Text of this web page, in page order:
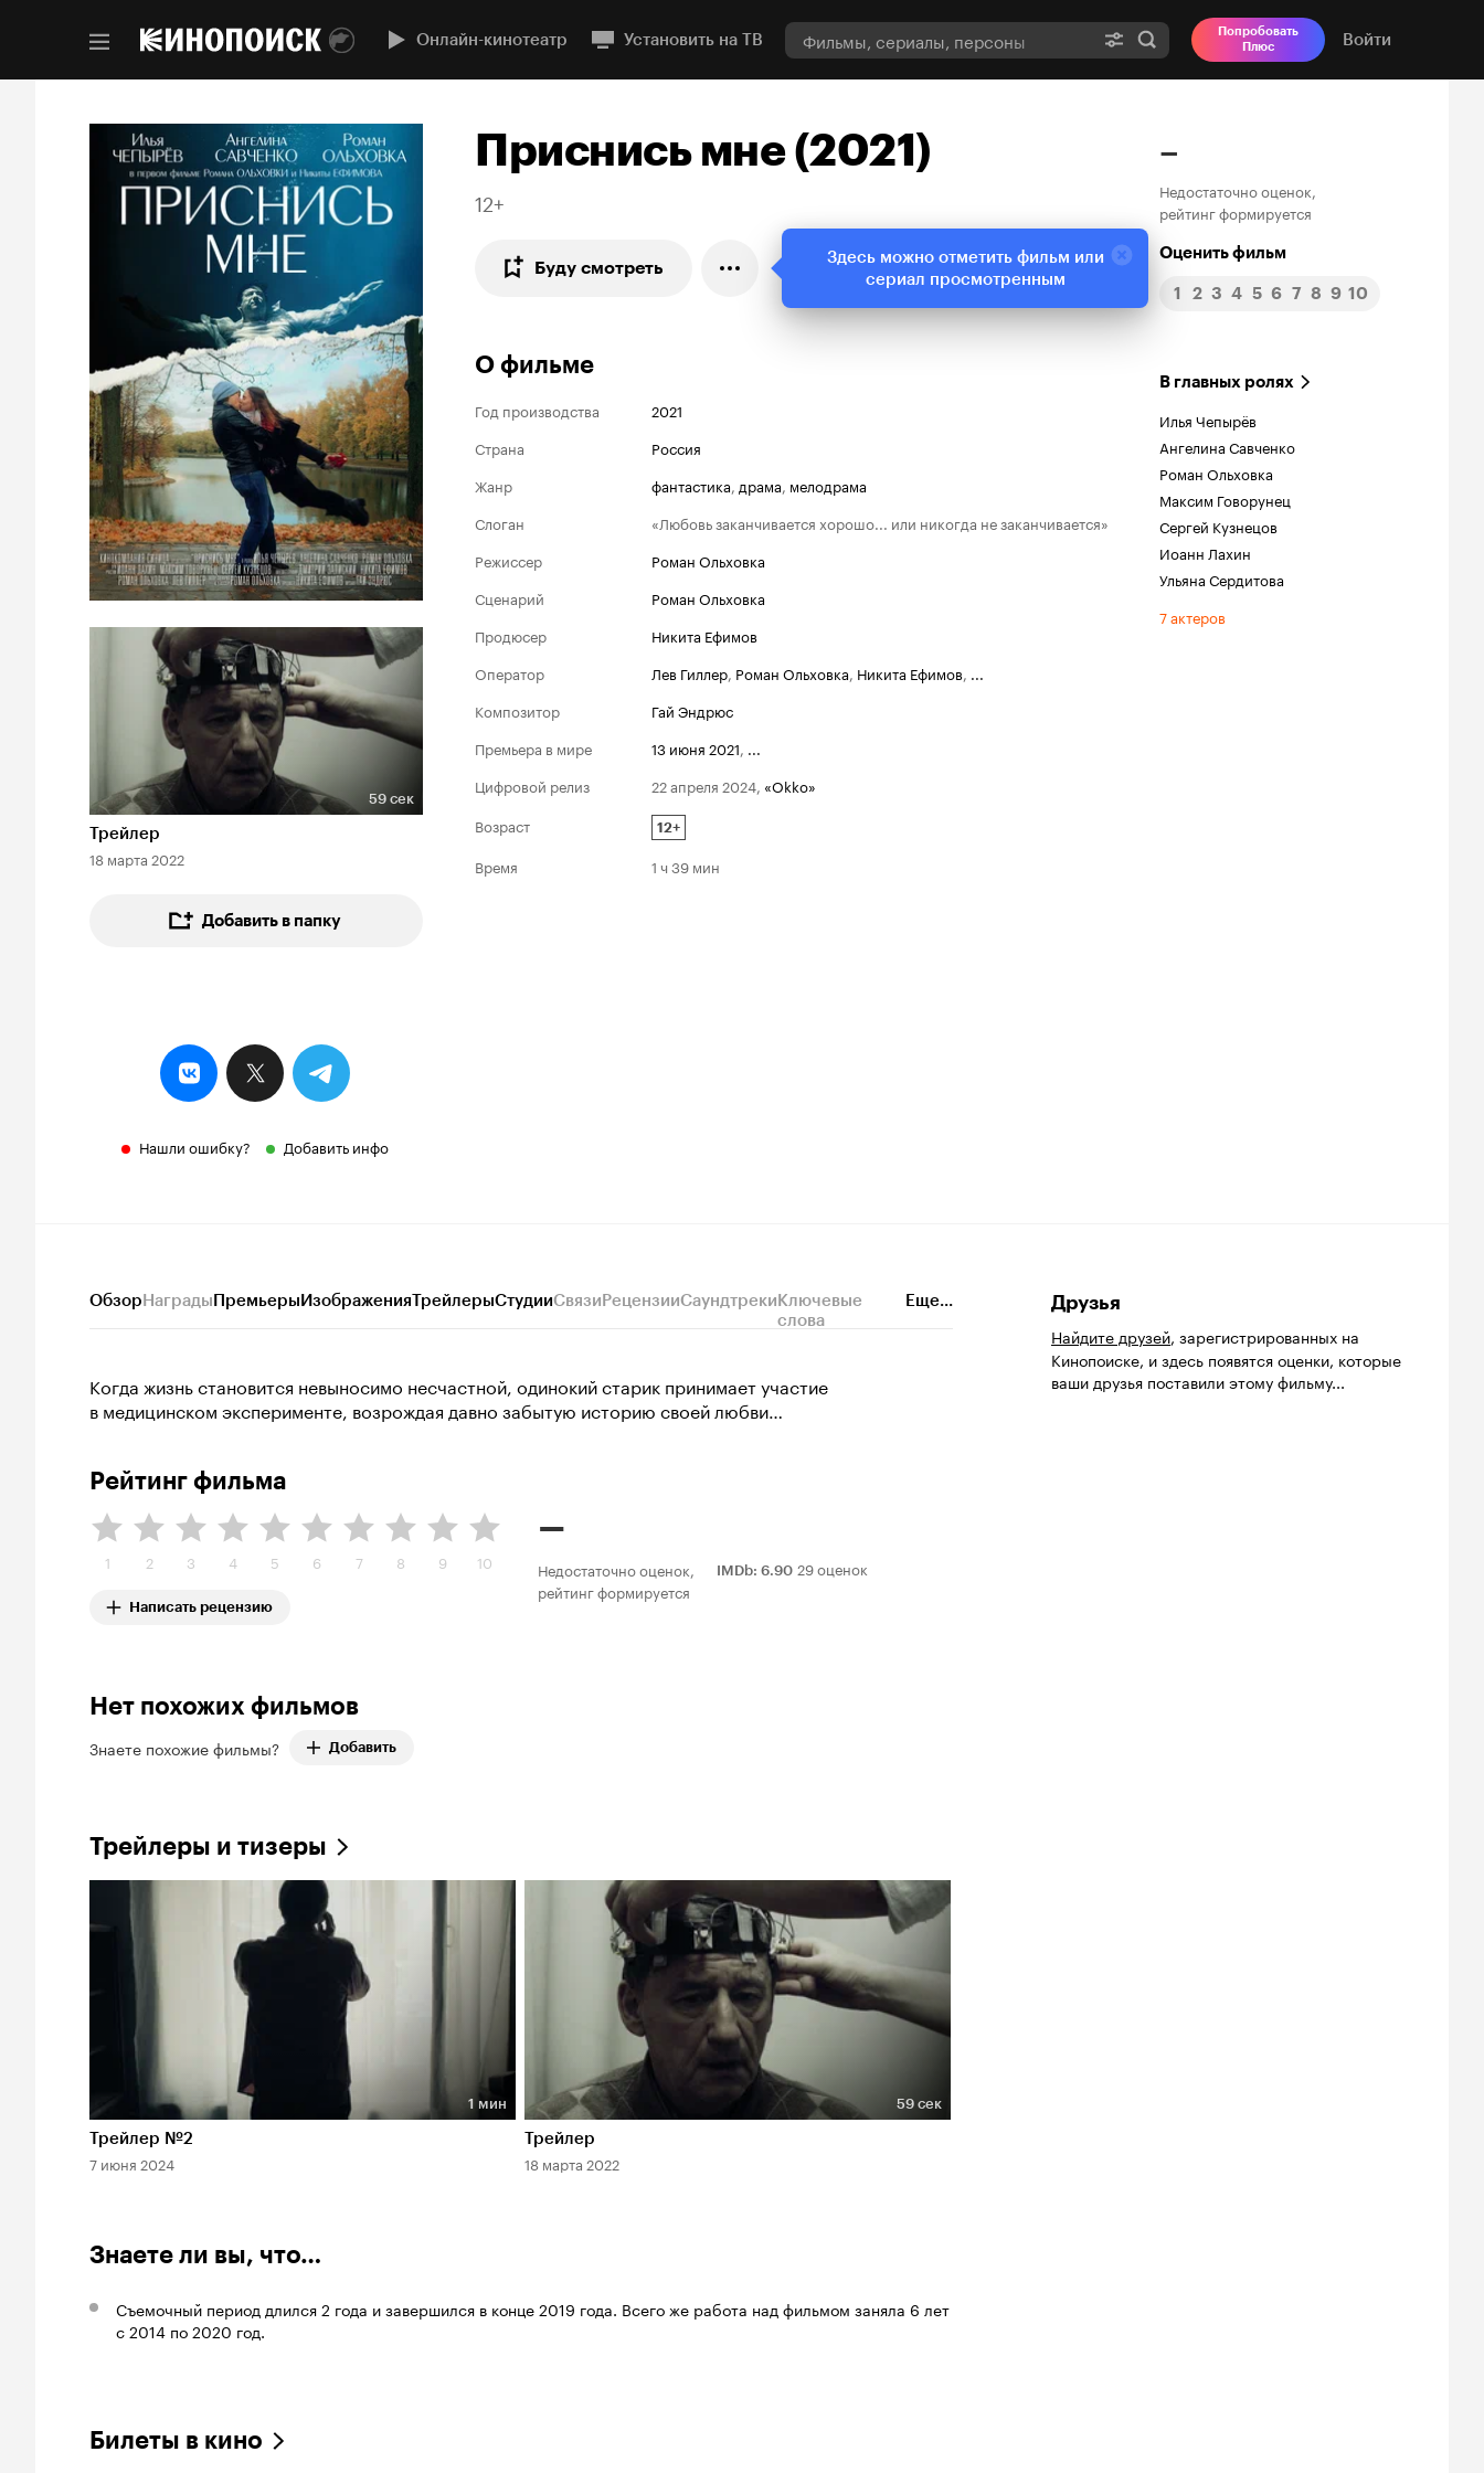
Онлайн-кинотеатр Установить на ТВ
Попробовать
Плюс
Войти
Длительность 59 сек
59 сек
Трейлер
18 марта 2022
Добавить в папку
Нашли ошибку? Добавить инфо
Приснись мне (2021)
12+
Буду смотреть
–
Недостаточно оценок,
рейтинг формируется
Оценить фильм
1 2 3 4 5 6 7 8 9 10
О фильме
Год производства
2021
Страна
Россия
Жанр
фантастика, драма, мелодрама
Слоган
«Любовь заканчивается хорошо... или никогда не заканчивается»
Режиссер
Роман Ольховка
Сценарий
Роман Ольховка
Продюсер
Никита Ефимов
Оператор
Лев Гиллер, Роман Ольховка, Никита Ефимов, ...
Композитор
Гай Эндрюс
Премьера в мире
13 июня 2021, ...
Цифровой релиз
22 апреля 2024, «Okko»
Возраст
12+
Время 1 ч 39 мин
В главных ролях
Илья Чепырёв
Ангелина Савченко
Роман Ольховка
Максим Говорунец
Сергей Кузнецов
Иоанн Лахин
Ульяна Сердитова
7 актеров
ОбзорНаградыПремьерыИзображенияТрейлерыСтудииСвязиРецензииСаундтрекиКлючевые
слова
Еще...
Когда жизнь становится невыносимо несчастной, одинокий старик принимает участие
в медицинском эксперименте, возрождая давно забытую историю своей любви…
Рейтинг фильма
1 2 3 4 5 6 7 8 9 10
Написать рецензию
–
Недостаточно оценок,
рейтинг формируется
IMDb: 6.90 29 оценок
Нет похожих фильмов
Знаете похожие фильмы? Добавить
Трейлеры и тизеры
Длительность 1 мин
1 мин
Трейлер №2
7 июня 2024
Длительность 59 сек
59 сек
Трейлер
18 марта 2022
Знаете ли вы, что…
Съемочный период длился 2 года и завершился в конце 2019 года. Всего же работа над фильмом заняла 6 лет
с 2014 по 2020 год.
Билеты в кино
Друзья
Найдите друзей, зарегистрированных на
Кинопоиске, и здесь появятся оценки, которые
ваши друзья поставили этому фильму...
Здесь можно отметить фильм или
сериал просмотренным